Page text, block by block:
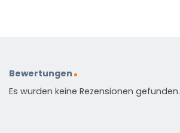
Bewertungen
Es wurden keine Rezensionen gefunden.